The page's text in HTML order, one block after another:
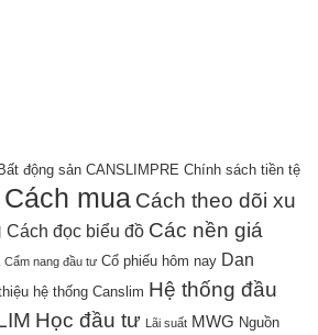
Bất động sản CANSLIMPRE Chính sách tiền tệ
Cách mua Cách theo dõi xu
Cách đọc biểu đồ Các nền giá
Cẩm nang đầu tư Cổ phiếu hôm nay Dan
hệ thống Canslim Hệ thống đầu
Học đầu tư Lãi suất MWG Nguồn